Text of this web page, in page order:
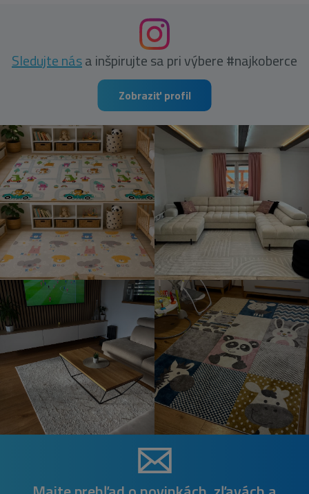
Sledujte nása inšpirujte sa pri výbere #najkoberce
Zobraziť profil